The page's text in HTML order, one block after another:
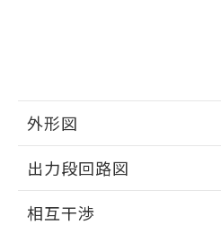
外形図
外形図
出力段回路図
相互干渉
引・商談に必要な
※当社の共同利用
の共同利用に関して"
用者の範囲」に記
とができます。
EU RoHS指令（10物質
※本証明書は発行日時点
るもので、過去に遡って
ものではありません。
合意する